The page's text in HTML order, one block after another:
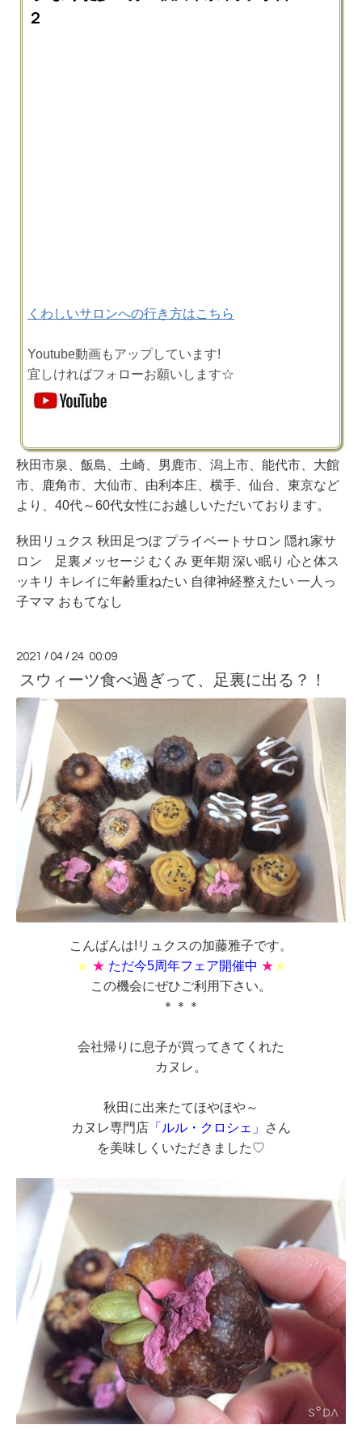
２
くわしいサロンへの行き方はこちら
Youtube動画もアップしています!
宜しければフォローお願いします☆
秋田市泉、飯島、土崎、男鹿市、潟上市、能代市、大館
市、鹿角市、大仙市、由利本庄、横手、仙台、東京など
より、40代～60代女性にお越しいただいております。
秋田リュクス 秋田足つぼ プライベートサロン 隠れ家サ
ロン 足裏メッセージ むくみ 更年期 深い眠り 心と体ス
ッキリ キレイに年齢重ねたい 自律神経整えたい 一人っ
子ママ おもてなし
2021 /04 / 24 00:09
スウィーツ食べ過ぎって、足裏に出る？！
こんばんは!リュクスの加藤雅子です。
★ ★ ただ今5周年フェア開催中 ★★
この機会にぜひご利用下さい。
＊＊＊
会社帰りに息子が買ってきてくれた
カヌレ。
秋田に出来たてほやほや～
カヌレ専門店 「ルル・クロシェ」
さん
を美味しくいただきました♡